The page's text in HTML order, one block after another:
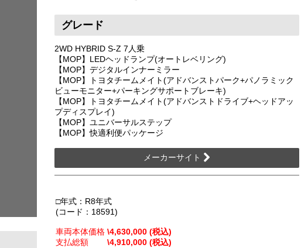
グレード
2WD HYBRID S-Z 7人乗
【MOP】LEDヘッドランプ(オートレベリング)
【MOP】デジタルインナーミラー
【MOP】トヨタチームメイト(アドバンストパーク+パノラミック
ビューモニター+パーキングサポートブレーキ)
【MOP】トヨタチームメイト(アドバンストドライブ+ヘッドアッ
プディスプレイ)
【MOP】ユニバーサルステップ
【MOP】快適利便パッケージ
メーカーサイト
□年式：R8年式
(コード：18591)
車両本体価格 \4,630,000 (税込)
支払総額
\4,910,000 (税込)